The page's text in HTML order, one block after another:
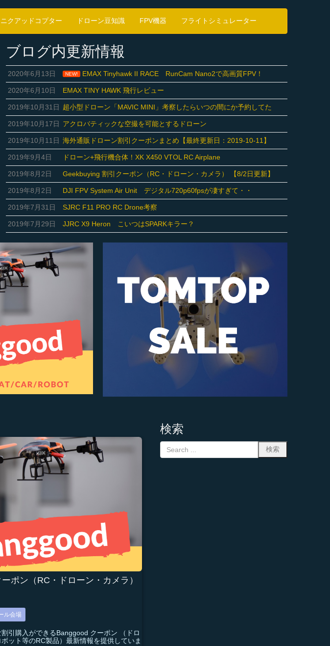
クアッドコプター ドローン豆知識 FPV機器 フライトシミュレーター
ブログ内更新情報
2020年6月13日 NEW! EMAX Tinyhawk II RACE RunCam Nano2で高画質FPV！
2020年6月10日 EMAX TINY HAWK 飛行レビュー
2019年10月31日 超小型ドローン「MAVIC MINI」考察したらいつの間にか予約してた
2019年10月17日 アクロバティックな空撮を可能とするドローン
2019年10月11日 海外通販ドローン割引クーポンまとめ【最終更新日：2019-10-11】
2019年9月4日 ドローン+飛行機合体！XK X450 VTOL RC Airplane
2019年8月2日 Geekbuying 割引クーポン（RC・ドローン・カメラ） 【8/2日更新】
2019年8月2日 DJI FPV System Air Unit デジタル720p60fpsが凄すぎて・・
2019年7月31日 SJRC F11 PRO RC Drone考察
2019年7月29日 JJRC X9 Heron こいつはSPARKキラー？
ポン（RC・ドローン・カメラ）
ル会場
引購入ができるBanggood クーポン （ドロ
ット等のRC製品）最新情報を提供していま
検索